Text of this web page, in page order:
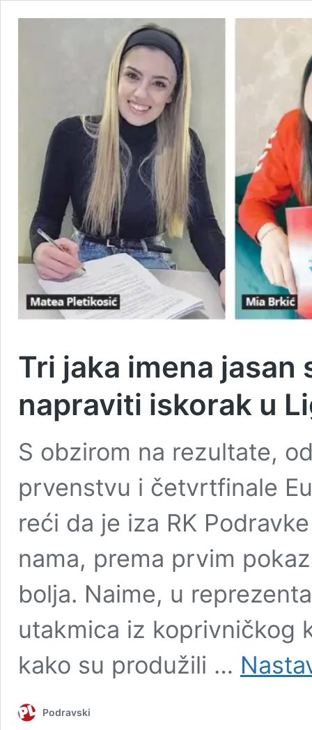
Tri jaka imena jasan
napraviti iskorak u
S obzirom na rezultate,
prvenstvu i četvrtfinale
reći da je iza RK
nama, prema prvim
bolja. Naime, u
utakmica iz koprivničkog
kako su produžili …
Podravski